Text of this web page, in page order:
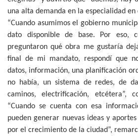
una alta demanda en la especialidad en
“Cuando asumimos el gobierno
dato disponible de base. Por eso,
preguntaron qué obra me gustaría
final de mi mandato, respondí que
datos, información, una planificación
no había, un sistema de redes, de
caminos, electrificación, etcétera”,
“Cuando se cuenta con esa
pueden generar nuevas ideas y
por el crecimiento de la ciudad”,